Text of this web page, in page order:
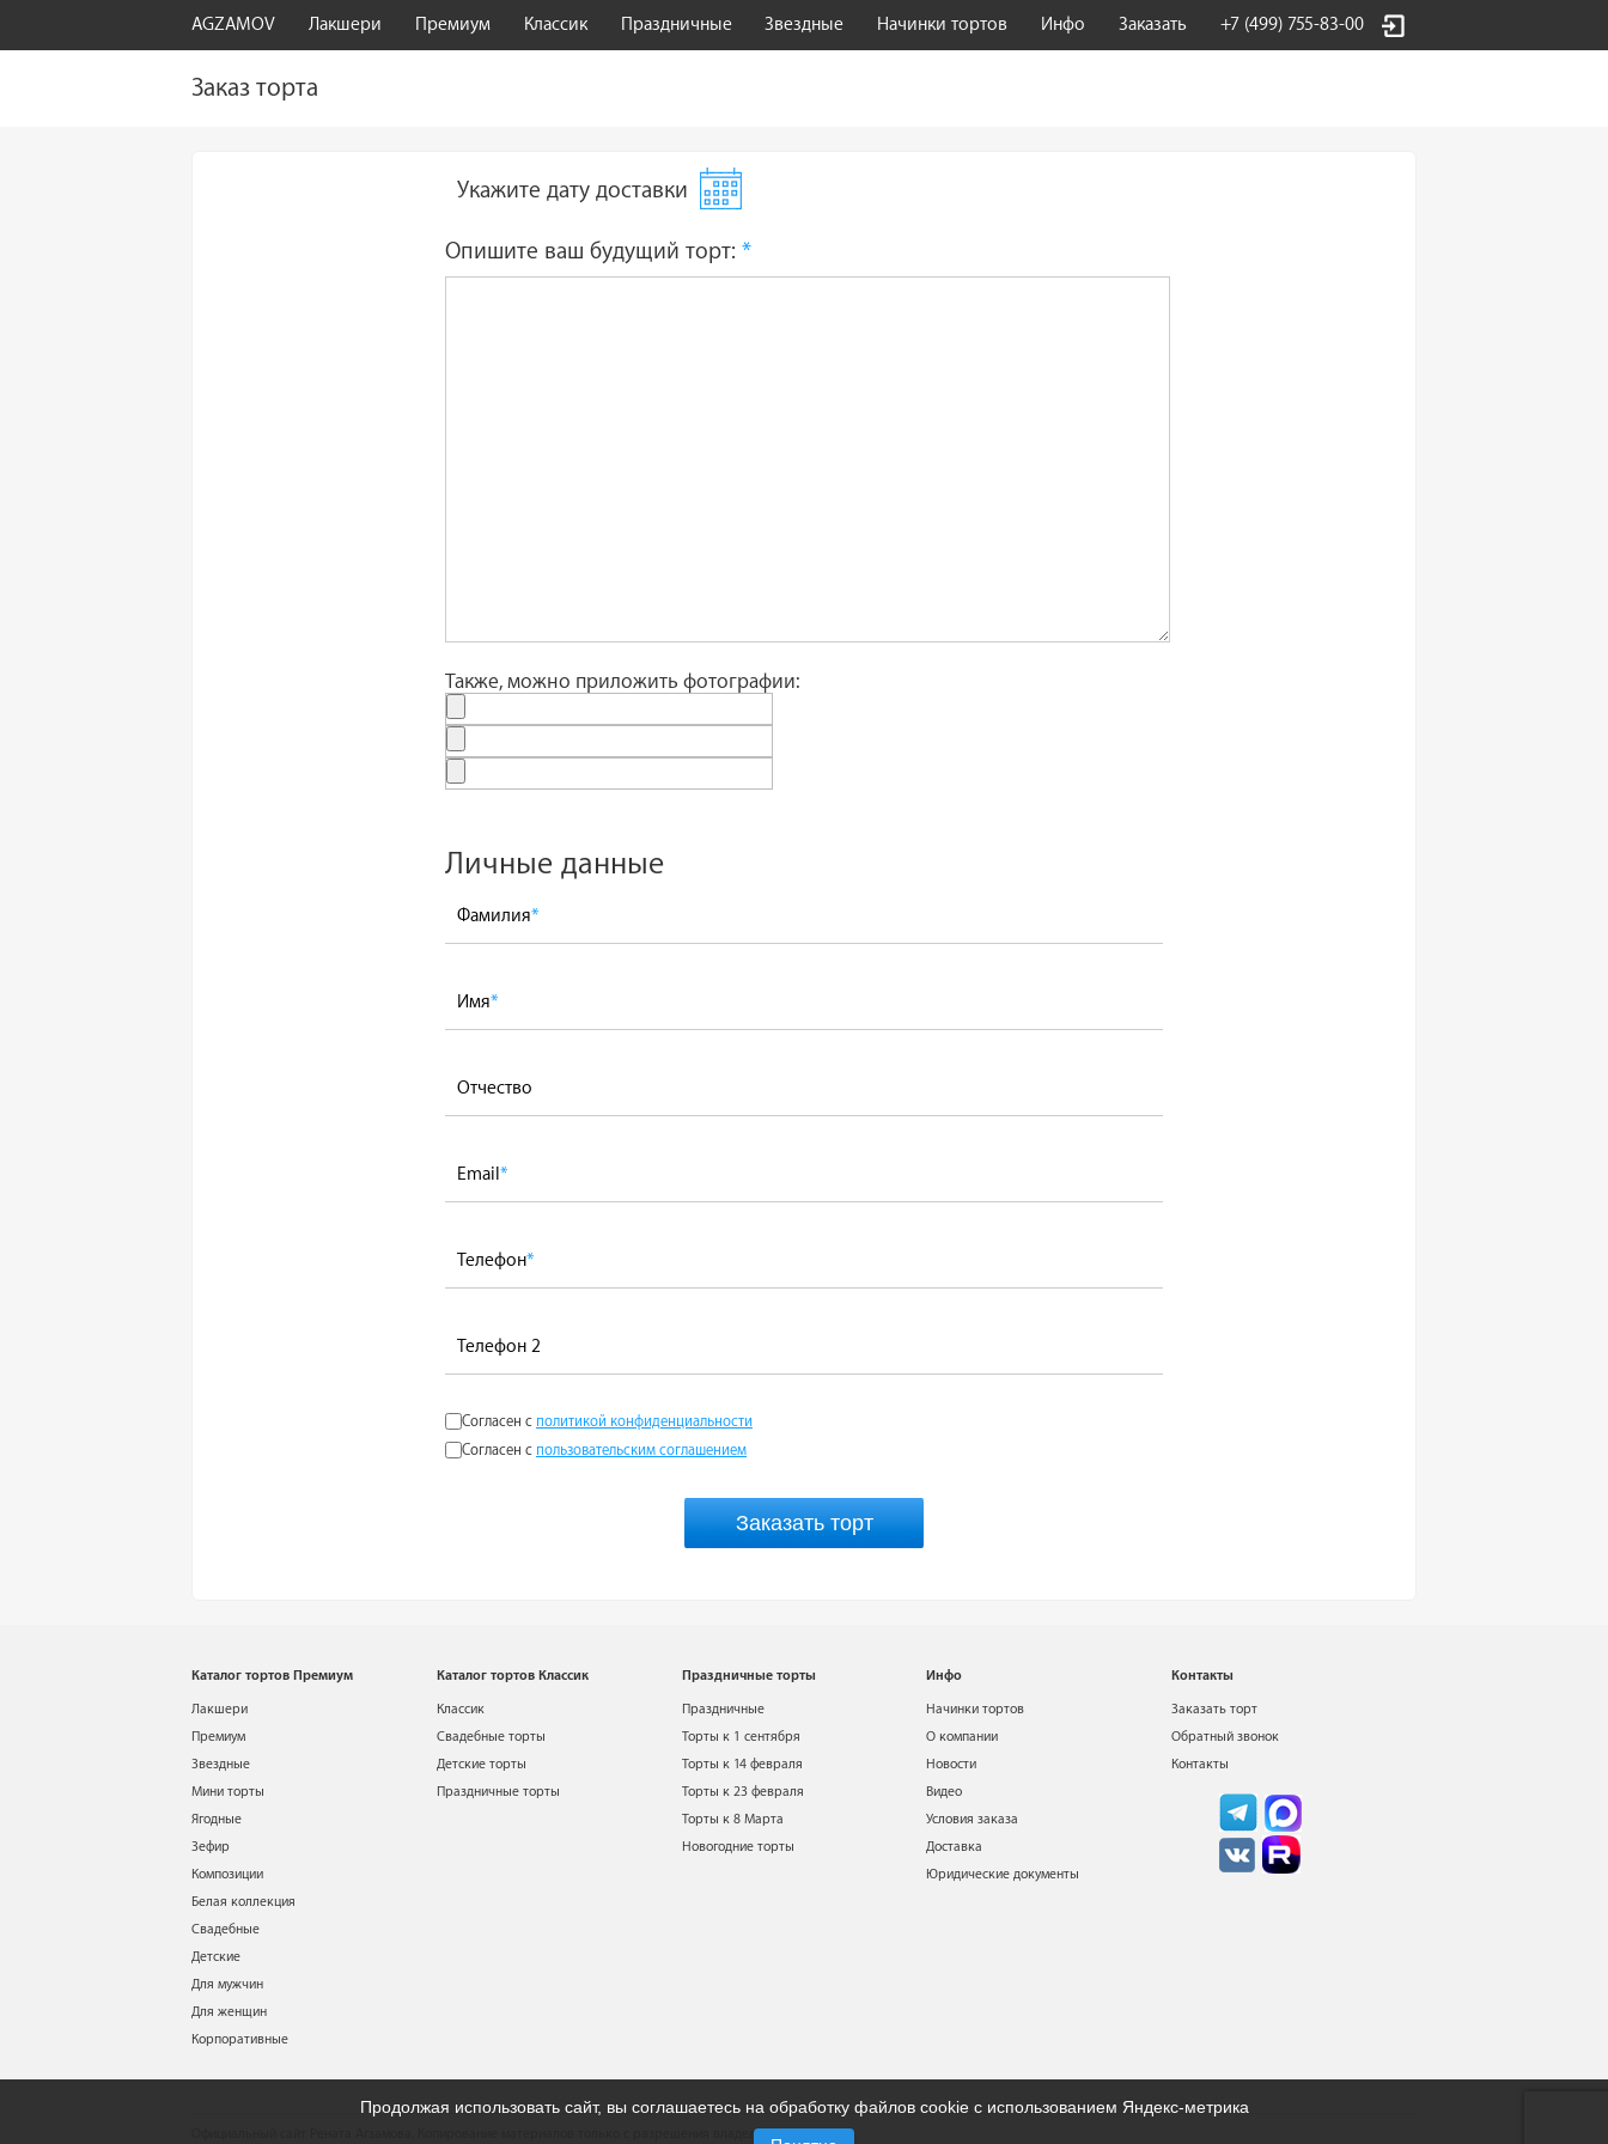
AGZAMOV Лакшери Премиум Классик Праздничные Звездные Начинки тортов Инфо Заказать +7 (499) 755-83-00
Заказ торта
Укажите дату доставки
Опишите ваш будущий торт: *
Также, можно приложить фотографии:
Личные данные
Фамилия*
Имя*
Отчество
Email *
Телефон*
Телефон 2
Согласен с политикой конфиденциальности
Согласен с пользовательским соглашением
Заказать торт
Каталог тортов Премиум
Лакшери
Премиум
Звездные
Мини торты
Ягодные
Зефир
Композиции
Белая коллекция
Свадебные
Детские
Для мужчин
Для женщин
Корпоративные
Каталог тортов Классик
Классик
Свадебные торты
Детские торты
Праздничные торты
Праздничные торты
Праздничные
Торты к 1 сентября
Торты к 14 февраля
Торты к 23 февраля
Торты к 8 Марта
Новогодние торты
Инфо
Начинки тортов
О компании
Новости
Видео
Условия заказа
Доставка
Юридические документы
Контакты
Заказать торт
Обратный звонок
Контакты
Официальный сайт Рената Агзамова. Копирование материалов только с разрешения владельца сайта.
Продолжая использовать сайт, вы соглашаетесь на обработку файлов cookie с использованием Яндекс-метрика